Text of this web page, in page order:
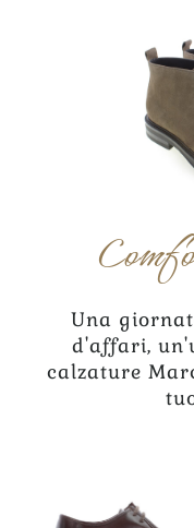
Una
d'affari,
calzature